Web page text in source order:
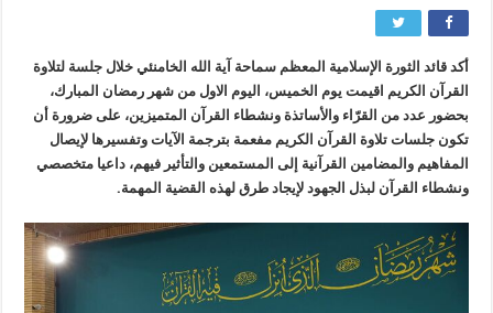
أكد قائد الثورة الإسلامية المعظم سماحة آية الله الخامنئي خلال جلسة لتلاوة
القرآن الكريم اقيمت يوم الخميس، اليوم الاول من شهر رمضان المبارك،
بحضور عدد من القرّاء والأساتذة ونشطاء القرآن المتميزين، على ضرورة أن
تكون جلسات تلاوة القرآن الكريم مفعمة بترجمة الآيات وتفسيرها لإيصال
المفاهيم والمضامين القرآنية إلى المستمعين والتأثير فيهم، داعيا متخصصي
ونشطاء القرآن لبذل الجهود لإيجاد طرق لهذه القضية المهمة.